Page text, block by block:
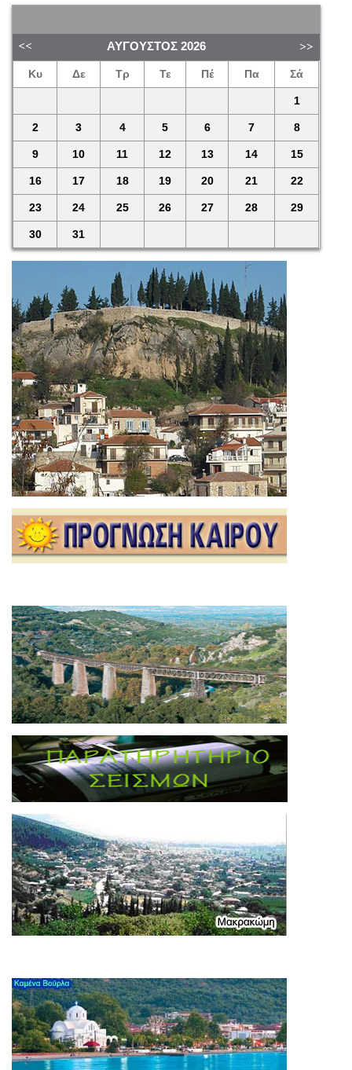
ΑΎΓΟΥΣΤΟΣ 2026
Κυ Δε Τρ Τε Πέ Πα Σά
1
2 3 4 5 6 7 8
9 10 11 12 13 14 15
16 17 18 19 20 21 22
23 24 25 26 27 28 29
30 31